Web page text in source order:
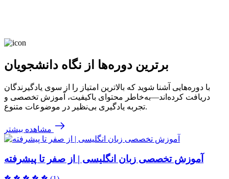
برترین دوره‌ها از نگاه دانشجویان
با دوره‌هایی آشنا شوید که بالاترین امتیاز را از سوی یادگیرندگان
دریافت کرده‌اند—به‌خاطر محتوای باکیفیت، آموزش تخصصی و
تجربه یادگیری بی‌نظیر در موضوعات متنوع.
مشاهده بیشتر
آموزش تخصصی زبان انگلیسی | از صفر تا پیشرفته